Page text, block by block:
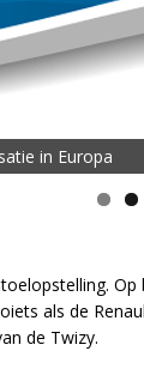
in Europa
als de
de Twizy.